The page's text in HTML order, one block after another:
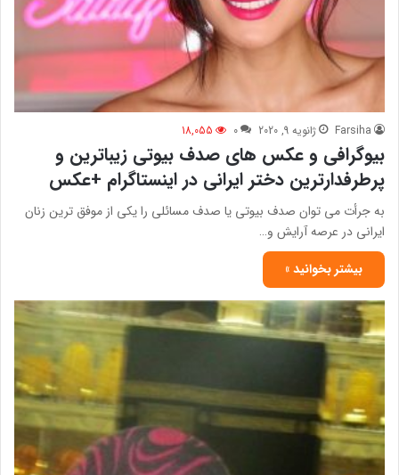
Farsiha ژانویه 9, 2020 0
18,055
بیوگرافی و عکس های صدف بیوتی زیباترین و
پرطرفدارترین دختر ایرانی در اینستاگرام +عکس
به جرأت می توان صدف بیوتی یا صدف مسائلی را یکی از موفق ترین زنان
ایرانی در عرصه آرایش و…
بیشتر بخوانید »